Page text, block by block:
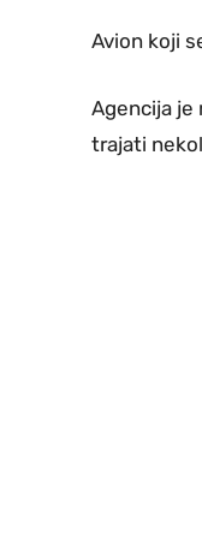
Avion koji
Agencija je
trajati